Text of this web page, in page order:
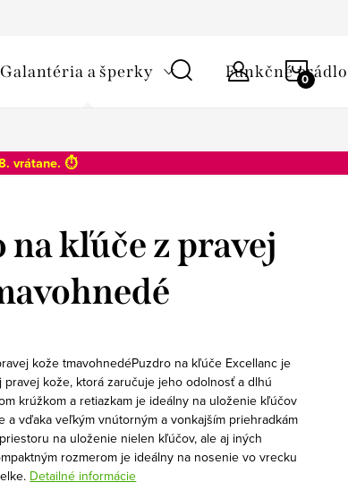
Galantéria a šperky Funkčné prádlo
. vrátane. ⏱️
na kľúče z pravej
kože tmavohnedéPuzdro na kľúče Excellanc je
kože, ktorá zaručuje jeho odolnosť a dlhú
krúžkom a retiazkam je ideálny na uloženie kľúčov
a vďaka veľkým vnútorným a vonkajším priehradkám
na uloženie nielen kľúčov, ale aj iných
rozmerom je ideálny na nosenie vo vrecku
Detailné informácie